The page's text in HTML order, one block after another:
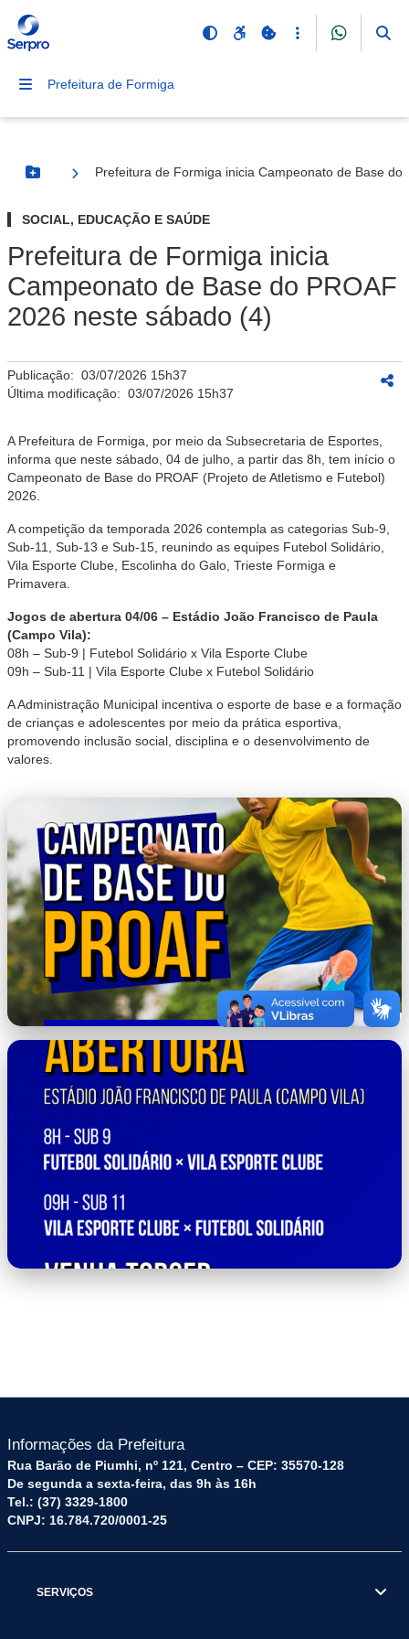
Prefeitura de Formiga
Botão Menu
Prefeitura de Formiga inicia Campeonato de Base
SOCIAL, EDUCAÇÃO E SAÚDE
Prefeitura de Formiga inicia
Campeonato de Base do PROAF
2026 neste sábado (4)
Publicação: 03/07/2026 15h37
Última modificação: 03/07/2026 15h37
A Prefeitura de Formiga, por meio da Subsecretaria de Esportes,
informa que neste sábado, 04 de julho, a partir das 8h, tem início o
Campeonato de Base do PROAF (Projeto de Atletismo e Futebol)
2026.
A competição da temporada 2026 contempla as categorias Sub-9,
Sub-11, Sub-13 e Sub-15, reunindo as equipes Futebol Solidário,
Vila Esporte Clube, Escolinha do Galo, Trieste Formiga e
Primavera.
Jogos de abertura 04/06 – Estádio João Francisco de Paula
(Campo Vila):
08h – Sub-9 | Futebol Solidário x Vila Esporte Clube
09h – Sub-11 | Vila Esporte Clube x Futebol Solidário
A Administração Municipal incentiva o esporte de base e a formação
de crianças e adolescentes por meio da prática esportiva,
promovendo inclusão social, disciplina e o desenvolvimento de
valores.
82.png
Informações da Prefeitura
Rua Barão de Piumhi, nº 121, Centro – CEP: 35570-128
De segunda a sexta-feira, das 9h às 16h
Tel.: (37) 3329-1800
CNPJ: 16.784.720/0001-25
SERVIÇOS